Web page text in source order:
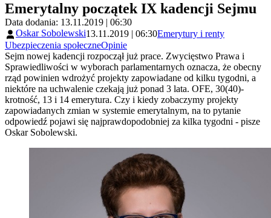
Emerytalny początek IX kadencji Sejmu
Data dodania: 13.11.2019 | 06:30
Oskar Sobolewski13.11.2019 | 06:30Emerytury i renty
Ubezpieczenia społeczneOpinie
Sejm nowej kadencji rozpoczął już prace. Zwycięstwo Prawa i
Sprawiedliwości w wyborach parlamentarnych oznacza, że obecny
rząd powinien wdrożyć projekty zapowiadane od kilku tygodni, a
niektóre na uchwalenie czekają już ponad 3 lata. OFE, 30(40)-
krotność, 13 i 14 emerytura. Czy i kiedy zobaczymy projekty
zapowiadanych zmian w systemie emerytalnym, na to pytanie
odpowiedź pojawi się najprawdopodobniej za kilka tygodni - pisze
Oskar Sobolewski.